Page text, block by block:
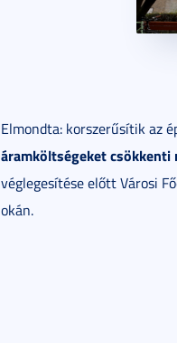
Elmondta: korszerűsítik az
áramköltségeket csökkenti
véglegesítése előtt Városi
okán.